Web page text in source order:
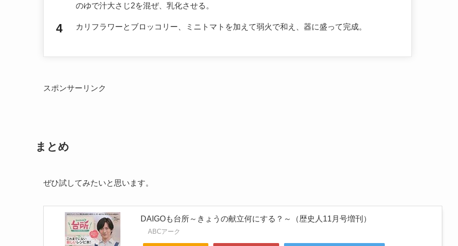
のゆで汁大さじ2を混ぜ、乳化させる。
カリフラワーとブロッコリー、ミニトマトを加えて弱火で和え、器に盛って完成。
スポンサーリンク
まとめ
ぜひ試してみたいと思います。
DAIGOも台所～きょうの献立何にする？～（歴史人11月号増刊）
ABCアーク